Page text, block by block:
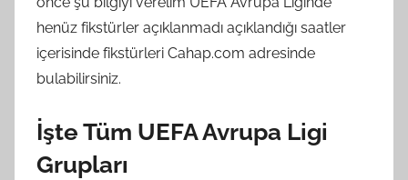
henüz fikstürler açıklanmadı açıklandığı saatler
içerisinde fikstürleri Cahap.com adresinde
bulabilirsiniz.
İşte Tüm UEFA Avrupa Ligi
Grupları